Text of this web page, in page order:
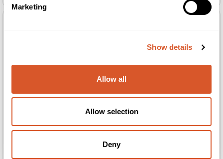
Marketing
Show details
Allow all
Allow selection
Deny
Camillen Foot Balm Plus plansje Camillen Hydro Cream plansje